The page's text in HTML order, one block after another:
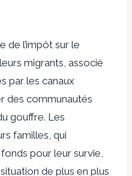
de l’impôt sur le
migrants, associé
par les canaux
des communautés
gouffre. Les
familles, qui
pour leur survie,
de plus en plus